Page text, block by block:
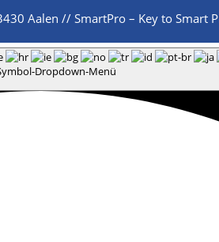
Aalen // SmartPro – Key to Smart